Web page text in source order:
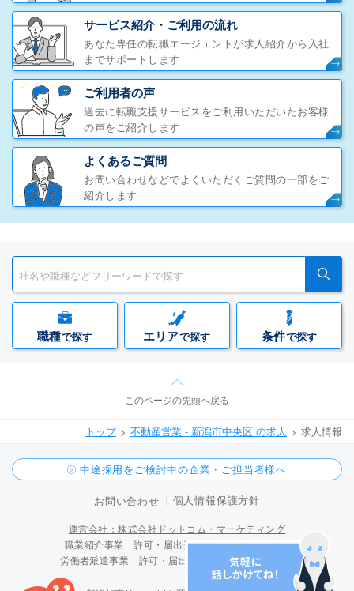
サービス紹介・ご利用の流れ
あなた専任の転職エージェントが求人紹介から入社
までサポートします
ご利用者の声
過去に転職支援サービスをご利用いただいたお客様
の声をご紹介します
よくあるご質問
お問い合わせなどでよくいただくご質問の一部をご
紹介します
職種で探す エリアで探す 条件で探す
このページの先頭へ戻る
トップ 不動産営業 - 新潟市中央区 の求人 求人情報
中途採用をご検討中の企業・ご担当者様へ
お問い合わせ 個人情報保護方針
運営会社：株式会社ドットコム・マーケティング
職業紹介事業 許可・届出受理番号 15-ユ-300096
労働者派遣事業 許可・届出受理番号 派 15-300424